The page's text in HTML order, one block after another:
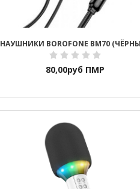
НАУШНИКИ BOROFONE BM70
80,00руб ПМР